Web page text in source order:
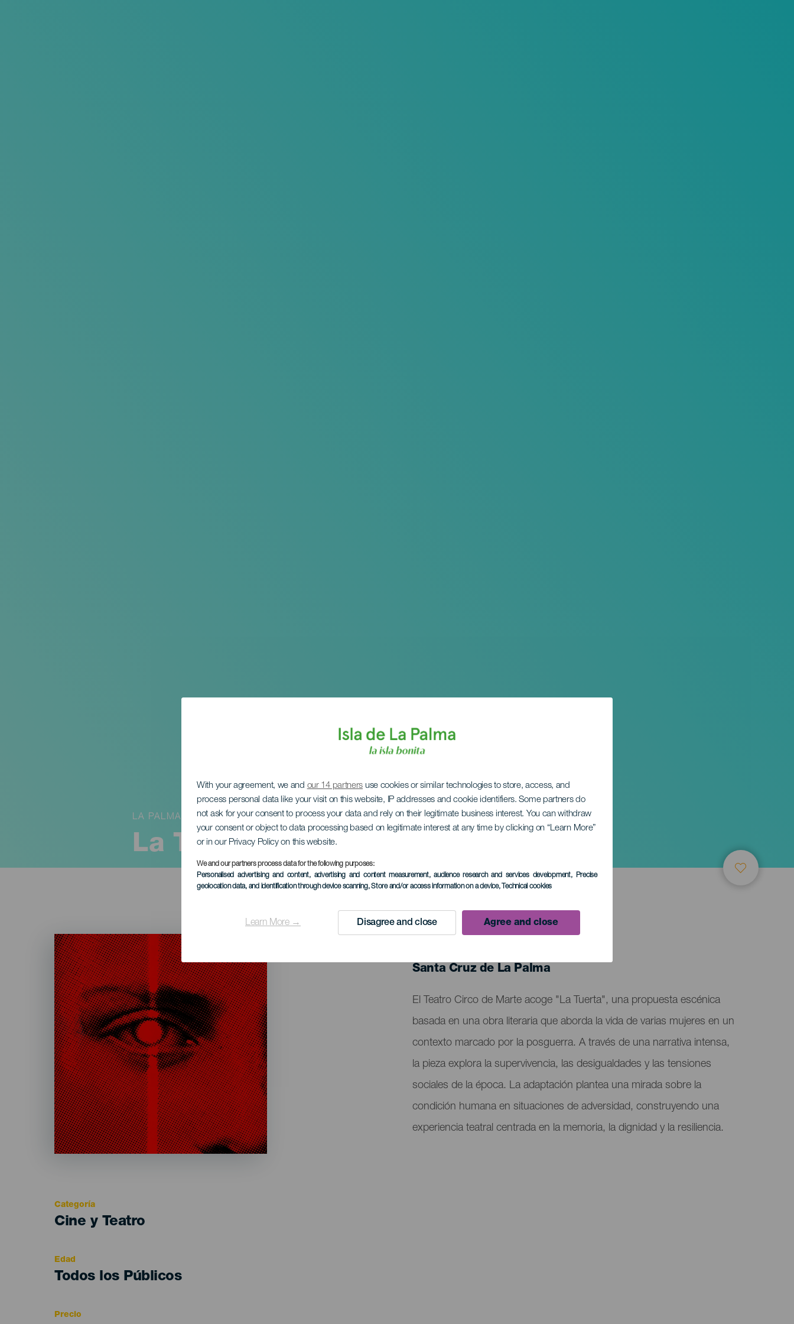
With your agreement, we and our 14 partners use cookies or similar technologies to store, access, and
process personal data like your visit on this website, IP addresses and cookie identifiers. Some partners do
not ask for your consent to process your data and rely on their legitimate business interest. You can withdraw
your consent or object to data processing based on legitimate interest at any time by clicking on “Learn More”
or in our Privacy Policy on this website.
We and our partners process data for the following purposes:
Personalised advertising and content, advertising and content measurement, audience research and services development, Precise
geolocation data, and identification through device scanning, Store and/or access information on a device, Technical cookies
Learn More → Disagree and close Agree and close
La Tuerta
LA PALMA
Imagen
Listado
EVENTO PASADO
Localidad
Santa Cruz de La Palma
Descripción
del
evento
El Teatro Circo de Marte acoge "La Tuerta", una propuesta escénica
basada en una obra literaria que aborda la vida de varias mujeres en un
contexto marcado por la posguerra. A través de una narrativa intensa,
la pieza explora la supervivencia, las desigualdades y las tensiones
sociales de la época. La adaptación plantea una mirada sobre la
condición humana en situaciones de adversidad, construyendo una
experiencia teatral centrada en la memoria, la dignidad y la resiliencia.
Categoría
Categoría
Cine y Teatro
Edad
Edad
Todos los Públicos
Precio